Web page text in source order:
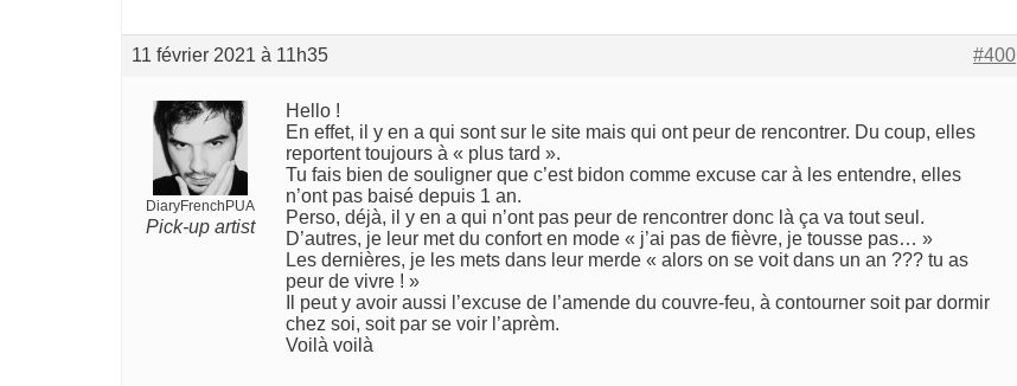
11 février 2021 à 11h35 #400
DiaryFrenchPUA
Pick-up artist
Hello !
En effet, il y en a qui sont sur le site mais qui ont peur de rencontrer. Du coup, elles
reportent toujours à « plus tard ».
Tu fais bien de souligner que c’est bidon comme excuse car à les entendre, elles
n’ont pas baisé depuis 1 an.
Perso, déjà, il y en a qui n’ont pas peur de rencontrer donc là ça va tout seul.
D’autres, je leur met du confort en mode « j’ai pas de fièvre, je tousse pas… »
Les dernières, je les mets dans leur merde « alors on se voit dans un an ??? tu as
peur de vivre ! »
Il peut y avoir aussi l’excuse de l’amende du couvre-feu, à contourner soit par dormir
chez soi, soit par se voir l’aprèm.
Voilà voilà